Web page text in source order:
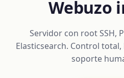
Webuzo
Servidor con root SSH,
Elasticsearch. Control
soporte